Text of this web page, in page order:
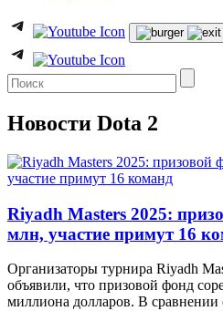
Новости Dota 2
Riyadh Masters 2025:
млн, участие примут 16
Организаторы турнира Riyadh
объявили, что призовой фонд
миллиона долларов. В